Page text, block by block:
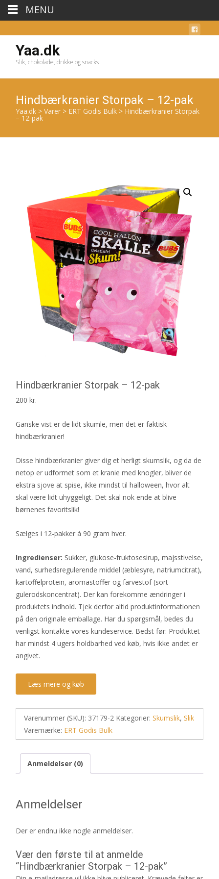
Yaa.dk
Slik, chokolade, drikke og snacks
Hindbærkranier Storpak – 12-pak
Yaa.dk > Varer > ERT Godis Bulk > Hindbærkranier Storpak
– 12-pak
Hindbærkranier Storpak – 12-pak
200 kr.
Ganske vist er de lidt skumle, men det er faktisk
hindbærkranier!
Disse hindbærkranier giver dig et herligt skumslik, og da de
netop er udformet som et kranie med knogler, bliver de
ekstra sjove at spise, ikke mindst til halloween, hvor alt
skal være lidt uhyggeligt. Det skal nok ende at blive
børnenes favoritslik!
Sælges i 12-pakker á 90 gram hver.
Ingredienser: Sukker, glukose-fruktosesirup, majsstivelse,
vand, surhedsregulerende middel (æblesyre, natriumcitrat),
kartoffelprotein, aromastoffer og farvestof (sort
gulerodskoncentrat). Der kan forekomme ændringer i
produktets indhold. Tjek derfor altid produktinformationen
på den originale emballage. Har du spørgsmål, bedes du
venligst kontakte vores kundeservice. Bedst før: Produktet
har mindst 4 ugers holdbarhed ved køb, hvis ikke andet er
angivet.
Læs mere og køb
Varenummer (SKU): 37179-2 Kategorier: Skumslik, Slik
Varemærke: ERT Godis Bulk
Anmeldelser (0)
Anmeldelser
Der er endnu ikke nogle anmeldelser.
Vær den første til at anmelde
“Hindbærkranier Storpak – 12-pak”
MENU